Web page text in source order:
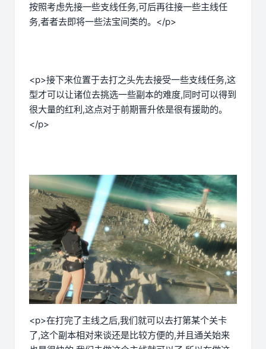
按照考虑先接一些支线任务,可后再往接一些主线任
务,者者去即将一些法宝间类的。</p>
<p>接下来位置于去打之头先去接受一些支线任务,这
型才可以让诸位去挑选一些副本的难度,同时可以得到
很大量的红利,这点对于前期晋升依是很有援助的。
</p>
<p>在打完了主线之后,我们就可以去打第某个关卡
了,这个副本相对来谈还是比较方便的,并且通关始来